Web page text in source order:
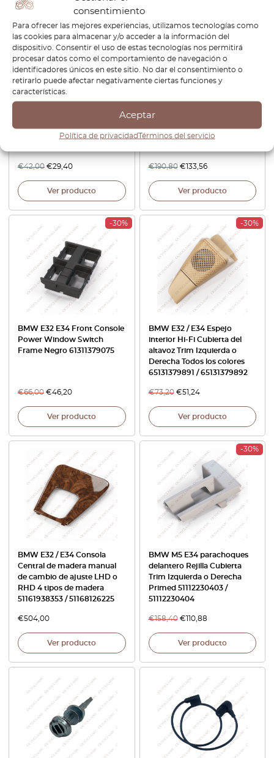
consentimiento
Para ofrecer las mejores experiencias, utilizamos tecnologías como
las cookies para almacenar y/o acceder a la información del
dispositivo. Consentir el uso de estas tecnologías nos permitirá
procesar datos como el comportamiento de navegación o
identificadores únicos en este sitio. No dar el consentimiento o
retirarlo puede afectar negativamente ciertas funciones y
características.
Aceptar
Política de privacidadTérminos del servicio
BMW E34 Touring Banco
Todos los colores
€42,00 €29,40
Ver producto
BMW E32 parachoques
delantero embellecedor
derecha 51111974441 /
€190,80 €133,56
Ver producto
-30%
BMW E32 E34 Front Console
Power Window Switch
Frame Negro 61311379075
€66,00 €46,20
Ver producto
-30%
BMW E32 / E34 Espejo
interior Hi-Fi Cubierta del
altavoz Trim Izquierda o
Derecha Todos los colores
65131379891 / 65131379892
€73,20 €51,24
Ver producto
BMW E32 / E34 Consola
Central de madera manual
de cambio de ajuste LHD o
RHD 4 tipos de madera
51161938353 / 51168126225
€504,00
Ver producto
-30%
BMW M5 E34 parachoques
delantero Rejilla Cubierta
Trim Izquierda o Derecha
Primed 51112230403 /
51112230404
€158,40 €110,88
Ver producto